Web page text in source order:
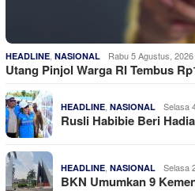
HEADLINE NASIONAL Rabu 5 Agustus, 2026
Utang Pinjol Warga RI Tembus
HEADLINE NASIONAL Selasa
Rusli Habibie Beri
HEADLINE NASIONAL Selasa
BKN Umumkan 9